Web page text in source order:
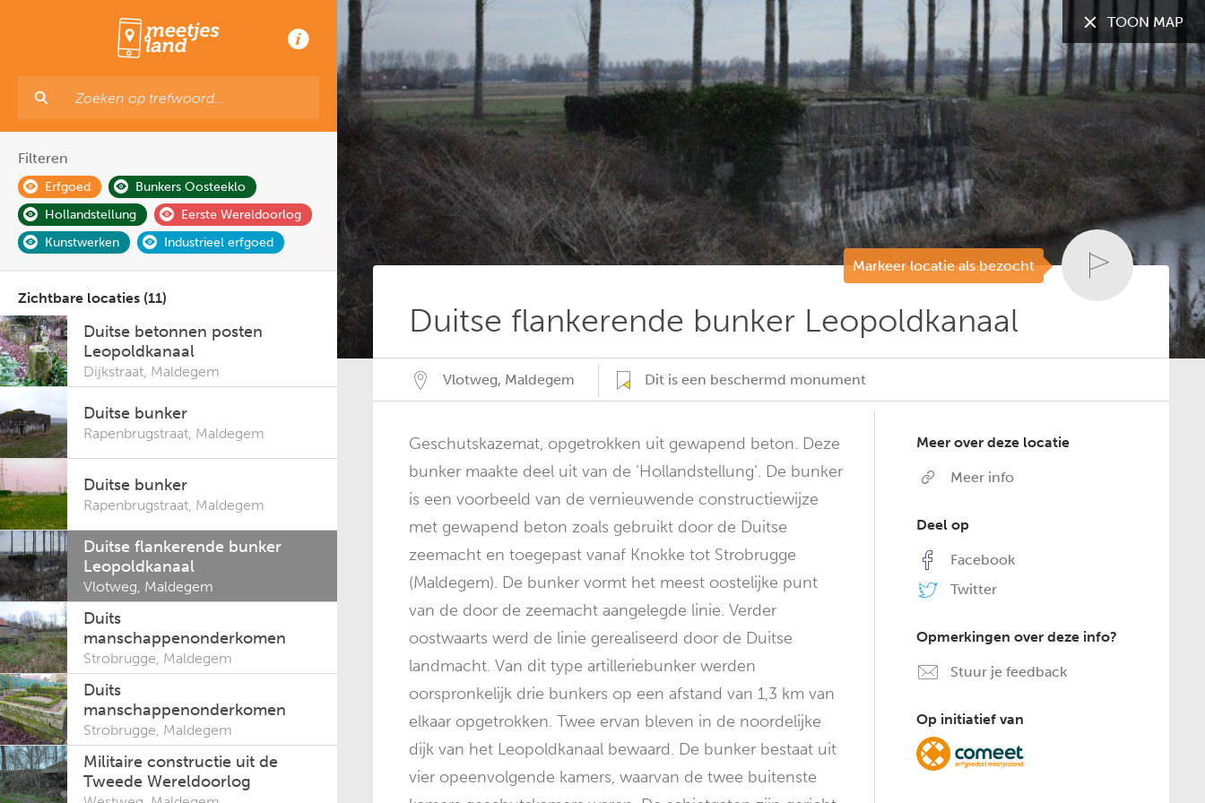
TOON: Alle gemeenten
Markeer locatie als bezocht
Duitse flankerende bunker Leopoldkanaal
Vlotweg, Maldegem Dit is een beschermd monument
Geschutskazemat, opgetrokken uit gewapend beton. Deze
bunker maakte deel uit van de ‘Hollandstellung’. De bunker
is een voorbeeld van de vernieuwende constructiewijze
met gewapend beton zoals gebruikt door de Duitse
zeemacht en toegepast vanaf Knokke tot Strobrugge
(Maldegem). De bunker vormt het meest oostelijke punt
van de door de zeemacht aangelegde linie. Verder
oostwaarts werd de linie gerealiseerd door de Duitse
landmacht. Van dit type artilleriebunker werden
oorspronkelijk drie bunkers op een afstand van 1,3 km van
elkaar opgetrokken. Twee ervan bleven in de noordelijke
dijk van het Leopoldkanaal bewaard. De bunker bestaat uit
vier opeenvolgende kamers, waarvan de twee buitenste
Meer over deze locatie
Meer info
Deel op
Facebook
Twitter
Opmerkingen over deze info?
Stuur je feedback
Op initiatief van
TOON MAP
Filteren
Erfgoed
Bunkers Oosteeklo
Hollandstellung
Eerste Wereldoorlog
Kunstwerken
Industrieel erfgoed
Zichtbare locaties (11)
Duitse betonnen posten
Leopoldkanaal
Dijkstraat, Maldegem
Duitse bunker
Rapenbrugstraat, Maldegem
Duitse bunker
Rapenbrugstraat, Maldegem
Duitse flankerende bunker
Leopoldkanaal
Vlotweg, Maldegem
Duits
manschappenonderkomen
Strobrugge, Maldegem
Duits
manschappenonderkomen
Strobrugge, Maldegem
Militaire constructie uit de
Tweede Wereldoorlog